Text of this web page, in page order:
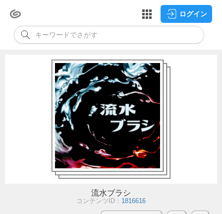
ログイン
流水ブラシ
コンテンツID： 1816616